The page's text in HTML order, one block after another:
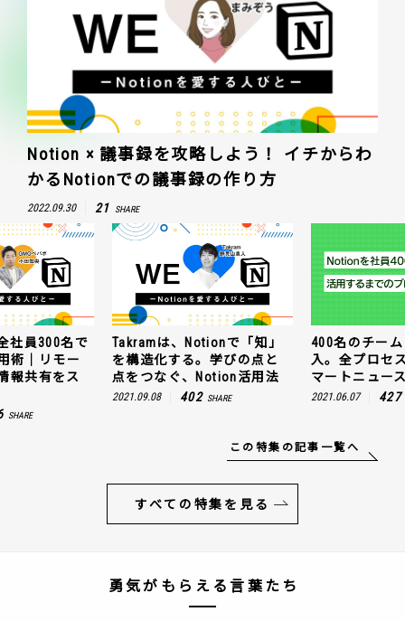
Notion × 議事録を攻略しよう！ イチからわ
かるNotionでの議事録の作り方
2022.09.30 21 SHARE
社員300名で
術｜リモー
報共有をス
SHARE
Takramは、Notionで「知」
を構造化する。学びの点と
点をつなぐ、Notion活用法
2021.09.08 402 SHARE
400名のチー
入。全プロセ
マートニュー
2021.06.07 427
この特集の記事一覧へ
すべての特集を見る
勇気がもらえる言葉たち